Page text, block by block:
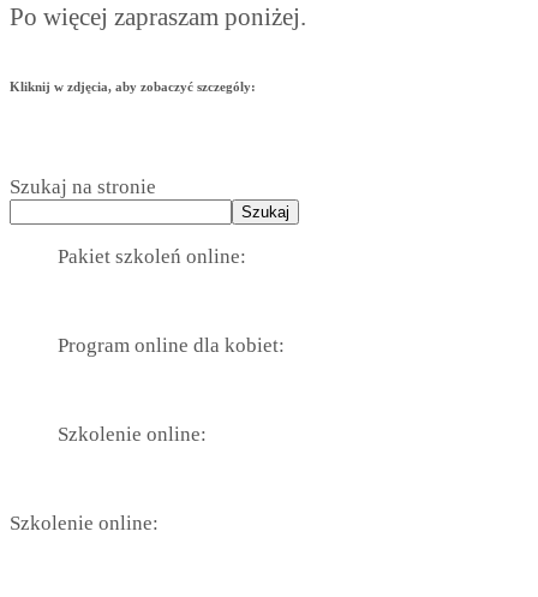
Po więcej zapraszam poniżej.
Kliknij w zdjęcia, aby zobaczyć szczególy:
Szukaj na stronie
Szukaj
Pakiet szkoleń online:
Program online dla kobiet:
Szkolenie online:
Szkolenie online: